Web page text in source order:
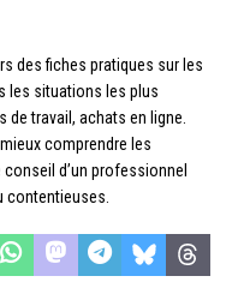
des fiches pratiques sur les
les situations les plus
travail, achats en ligne.
comprendre les
d’un professionnel
contentieuses.